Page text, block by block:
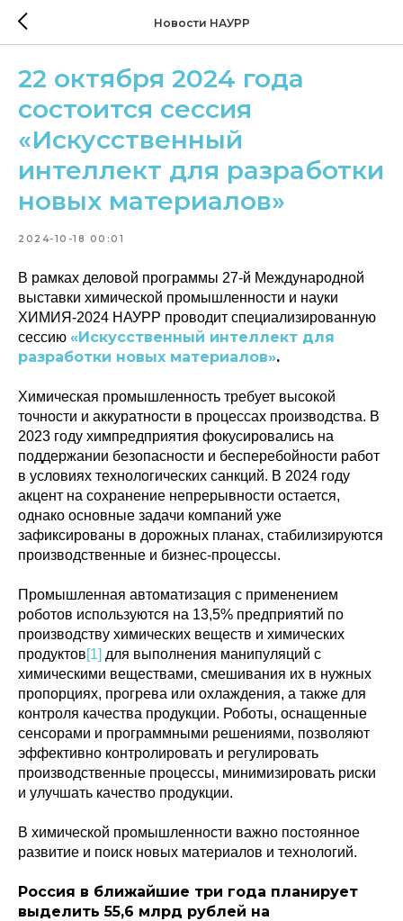
Новости НАУРР
22 октября 2024 года
состоится сессия
«Искусственный
интеллект для разработки
новых материалов»
2024-10-18 00:01
В рамках деловой программы 27-й Международной
выставки химической промышленности и науки
ХИМИЯ-2024 НАУРР проводит специализированную
сессию «Искусственный интеллект для
разработки новых материалов».
Химическая промышленность требует высокой
точности и аккуратности в процессах производства. В
2023 году химпредприятия фокусировались на
поддержании безопасности и бесперебойности работ
в условиях технологических санкций. В 2024 году
акцент на сохранение непрерывности остается,
однако основные задачи компаний уже
зафиксированы в дорожных планах, стабилизируются
производственные и бизнес-процессы.
Промышленная автоматизация с применением
роботов используются на 13,5% предприятий по
производству химических веществ и химических
продуктов[1] для выполнения манипуляций с
химическими веществами, смешивания их в нужных
пропорциях, прогрева или охлаждения, а также для
контроля качества продукции. Роботы, оснащенные
сенсорами и программными решениями, позволяют
эффективно контролировать и регулировать
производственные процессы, минимизировать риски
и улучшать качество продукции.
В химической промышленности важно постоянное
развитие и поиск новых материалов и технологий.
Россия в ближайшие три года планирует
выделить 55,6 млрд рублей на